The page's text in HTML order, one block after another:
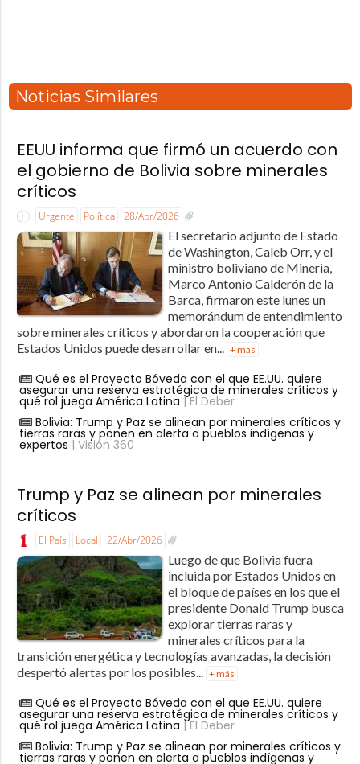
Noticias Similares
EEUU informa que firmó un acuerdo con
el gobierno de Bolivia sobre minerales
críticos
Urgente Política 28/Abr/2026
El secretario adjunto de Estado
de Washington, Caleb Orr, y el
ministro boliviano de Mineria,
Marco Antonio Calderón de la
Barca, firmaron este lunes un
memorándum de entendimiento
sobre minerales críticos y abordaron la cooperación que
Estados Unidos puede desarrollar en... + más
Qué es el Proyecto Bóveda con el que EE.UU. quiere
asegurar una reserva estratégica de minerales críticos y
qué rol juega América Latina | El Deber
Bolivia: Trump y Paz se alinean por minerales críticos y
tierras raras y ponen en alerta a pueblos indígenas y
expertos | Visión 360
Trump y Paz se alinean por minerales
críticos
El País Local 22/Abr/2026
Luego de que Bolivia fuera
incluida por Estados Unidos en
el bloque de países en los que el
presidente Donald Trump busca
explorar tierras raras y
minerales críticos para la
transición energética y tecnologías avanzadas, la decisión
despertó alertas por los posibles...
+ más
Qué es el Proyecto Bóveda con el que EE.UU. quiere
asegurar una reserva estratégica de minerales críticos y
qué rol juega América Latina | El Deber
Bolivia: Trump y Paz se alinean por minerales críticos y
tierras raras y ponen en alerta a pueblos indígenas y